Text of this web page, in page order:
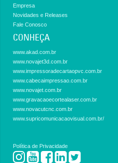
Empresa
Novidades e Releases
Fale Conosco
CONHEÇA
www.akad.com.br
www.novajet3d.com.br
www.impressoradecartaopvc.com.br
www.cabecaimpressao.com.br
www.novajet.com.br
www.gravacaoecortealaser.com.br
www.novacutcnc.com.br
www.supricomunicacaovisual.com.br/
Política de Privacidade